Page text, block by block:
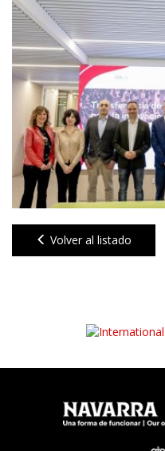
Volver al listado